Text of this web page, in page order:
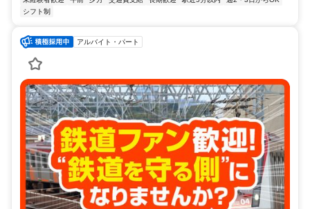
シフト制
アルバイト・パート